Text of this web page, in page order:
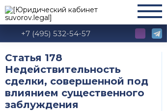
+7 (495) 532-54-57
Статья 178
Недействительность
сделки, совершенной под
влиянием существенного
заблуждения